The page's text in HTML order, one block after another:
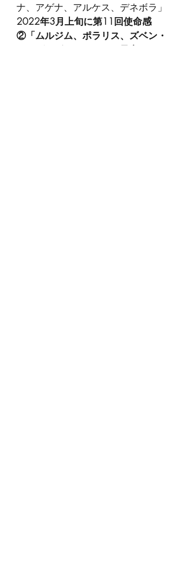
ナ、アゲナ、アルケス、デネボラ」
2022年3月上旬に第11回使命感
②「ムルジム、ポラリス、ズベン・
エルゲヌビ」をリリース予定です。